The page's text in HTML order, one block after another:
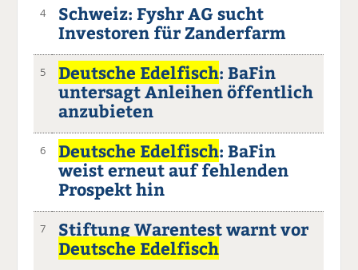
4
Schweiz: Fyshr AG sucht
Investoren für Zanderfarm
5 Deutsche Edelfisch: BaFin
untersagt Anleihen öffentlich
anzubieten
6 Deutsche Edelfisch: BaFin
weist erneut auf fehlenden
Prospekt hin
7
Stiftung Warentest warnt vor
Deutsche Edelfisch